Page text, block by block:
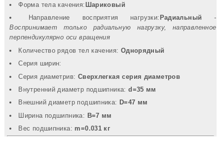
Форма тела качения: Шариковый
Направление восприятия нагрузки: Радиальный
-
Воспринимает только радиальную нагрузку, направленное
перпендикулярно оси вращения
Количество рядов тел качения: Однорядный
Серия ширин:
Серия диаметрив: Сверхлегкая серия диаметров
Внутренний диаметр подшипника:d=35 мм
Внешний диаметр подшипника: D=47 мм
Ширина подшипника: B=7 мм
Вec подшипника: m=0.031 кг